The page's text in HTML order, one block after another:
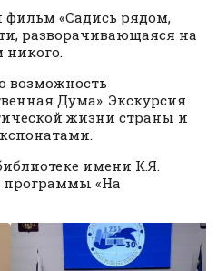
фильм «Садись рядом,
разворачивающаяся на
никого.
возможность
Дума». Экскурсия
жизни страны и
имени К.Я.
программы «На